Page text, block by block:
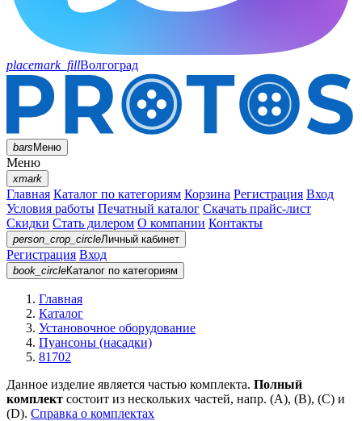
placemark_fillВолгоград
barsМеню
Меню
xmark
Главная Каталог по категориям Корзина Регистрация Вход
Условия работы Печатный каталог Скачать прайс-лист
Скидки Стать дилером О компании Контакты
person_crop_circleЛичный кабинет
Регистрация Вход
book_circleКаталог по категориям
Главная
Каталог
Установочное оборудование
Пуансоны (насадки)
81702
Данное изделие является частью комплекта. Полный
комплект состоит из нескольких частей, напр. (А), (B), (С) и
(D). Справка о комплектах